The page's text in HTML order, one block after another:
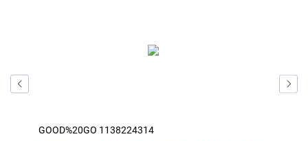
GOOD%20GO 1138224314